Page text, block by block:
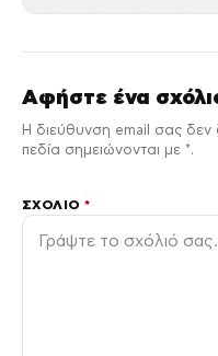
Αφήστε ένα
Η διεύθυνση email σας δεν
πεδία σημειώνονται με *.
ΣΧΌΛΙΟ*